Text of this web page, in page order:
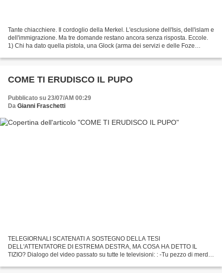
Tante chiacchiere. Il cordoglio della Merkel. L'esclusione dell'Isis, dell'islam e
dell'immigrazione. Ma tre domande restano ancora senza risposta. Eccole.
1) Chi ha dato quella pistola, una Glock (arma dei servizi e delle Foze
COME TI ERUDISCO IL PUPO
Pubblicato su 23/07/AM 00:29
Da Gianni Fraschetti
TELEGIORNALI SCATENATI A SOSTEGNO DELLA TESI
DELL'ATTENTATORE DI ESTREMA DESTRA, MA COSA HA DETTO IL
TIZIO? Dialogo del video passato su tutte le televisioni: : -Tu pezzo di merda